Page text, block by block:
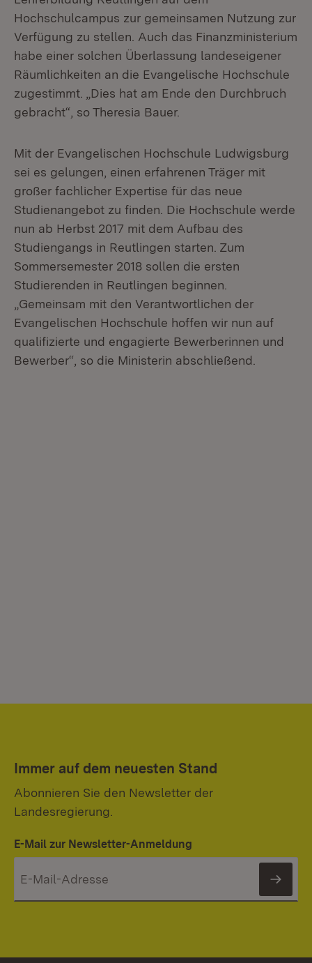
Hochschulcampus zur gemeinsamen Nutzung zur
Verfügung zu stellen. Auch das Finanzministerium
habe einer solchen Überlassung landeseigener
Räumlichkeiten an die Evangelische Hochschule
zugestimmt. „Dies hat am Ende den Durchbruch
gebracht“, so Theresia Bauer.
Mit der Evangelischen Hochschule Ludwigsburg
sei es gelungen, einen erfahrenen Träger mit
großer fachlicher Expertise für das neue
Studienangebot zu finden. Die Hochschule werde
nun ab Herbst 2017 mit dem Aufbau des
Studiengangs in Reutlingen starten. Zum
Sommersemester 2018 sollen die ersten
Studierenden in Reutlingen beginnen.
„Gemeinsam mit den Verantwortlichen der
Evangelischen Hochschule hoffen wir nun auf
qualifizierte und engagierte Bewerberinnen und
Bewerber“, so die Ministerin abschließend.
Immer auf dem neuesten Stand
Abonnieren Sie den Newsletter der
Landesregierung.
E-Mail zur Newsletter-Anmeldung